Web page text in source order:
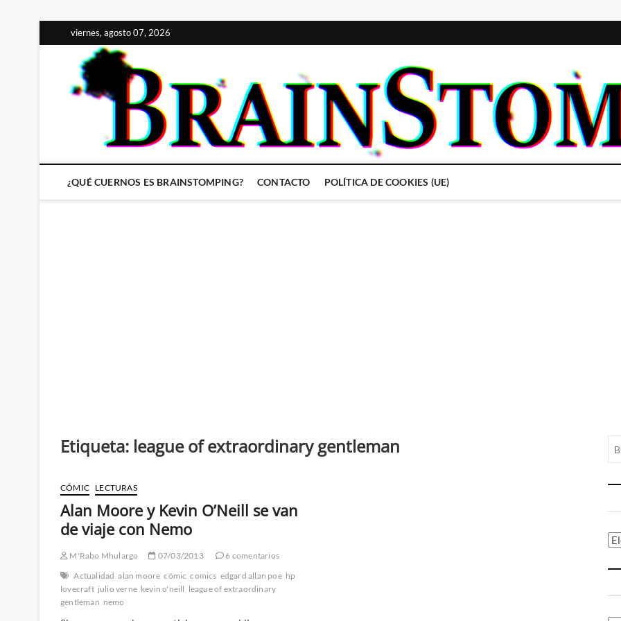
al
contenido
viernes, agosto 07, 2026
¿QUÉ CUERNOS ES BRAINSTOMPING? CONTACTO POLÍTICA DE COOKIES (UE)
Etiqueta: league of extraordinary gentleman
CÓMIC LECTURAS
Alan Moore y Kevin O’Neill se van
de viaje con Nemo
M'Rabo Mhulargo 07/03/2013
6 comentarios
Actualidad alan moore cómic comics edgard allan poe hp
lovecraft julio verne kevin o'neill league of extraordinary
gentleman nemo